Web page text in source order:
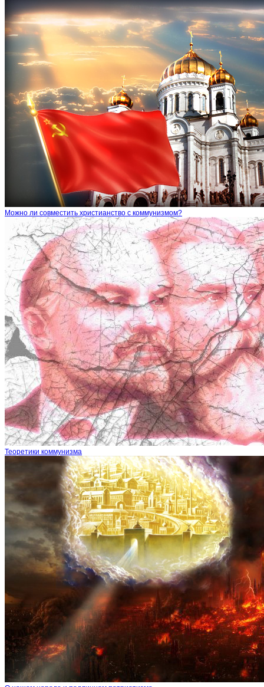
Можно ли совместить христианство с коммунизмом?
Теоретики коммунизма